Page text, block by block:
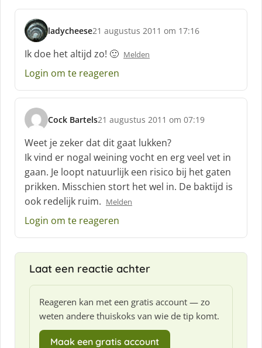
ladycheese
s
c
h
r
e
f
:
21 augustus 2011 om 17:16
Ik doe het altijd zo! 🙂 Melden
Login om te reageren
Cock Bartels
s
c
h
r
e
e
f
21 augustus 2011 om 07:19
Weet je zeker dat dit gaat lukken?
Ik vind er nogal weining vocht en erg veel vet in
gaan. Je loopt natuurlijk een risico bij het gaten
prikken. Misschien stort het wel in. De baktijd is
ook redelijk ruim. Melden
Login om te reageren
Laat een reactie achter
Reageren kan met een gratis account — zo
weten andere thuiskoks van wie de tip komt.
Maak een gratis account